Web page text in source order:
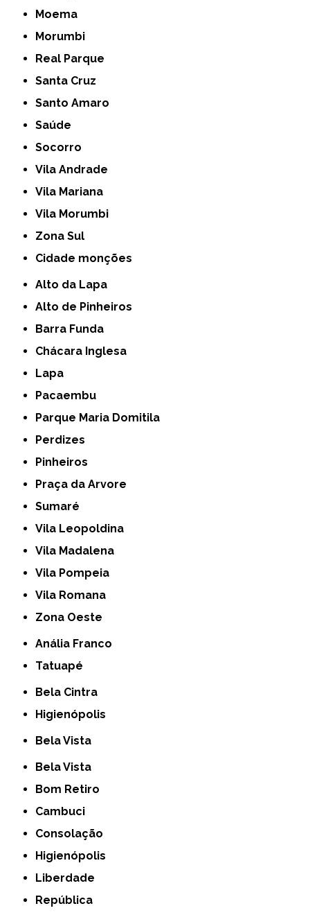
Moema
Morumbi
Real Parque
Santa Cruz
Santo Amaro
Saúde
Socorro
Vila Andrade
Vila Mariana
Vila Morumbi
Zona Sul
cidade monções
Alto da Lapa
Alto de Pinheiros
Barra Funda
Chácara Inglesa
Lapa
Pacaembu
Parque Maria Domitila
Perdizes
Pinheiros
Praça da Arvore
Sumaré
Vila Leopoldina
Vila Madalena
Vila Pompeia
Vila Romana
Zona Oeste
Anália Franco
Tatuapé
Bela Cintra
Higienópolis
Bela Vista
Bela Vista
Bom Retiro
Cambuci
Consolação
Higienópolis
Liberdade
República